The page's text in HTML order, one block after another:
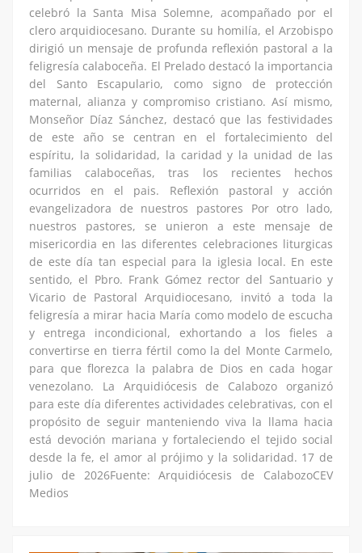
celebró la Santa Misa Solemne, acompañado por el
clero arquidiocesano. Durante su homilía, el Arzobispo
dirigió un mensaje de profunda reflexión pastoral a la
feligresía calaboceña. El Prelado destacó la importancia
del Santo Escapulario, como signo de protección
maternal, alianza y compromiso cristiano. Así mismo,
Monseñor Díaz Sánchez, destacó que las festividades
de este año se centran en el fortalecimiento del
espíritu, la solidaridad, la caridad y la unidad de las
familias calaboceñas, tras los recientes hechos
ocurridos en el pais. Reflexión pastoral y acción
evangelizadora de nuestros pastores Por otro lado,
nuestros pastores, se unieron a este mensaje de
misericordia en las diferentes celebraciones liturgicas
de este día tan especial para la iglesia local. En este
sentido, el Pbro. Frank Gómez rector del Santuario y
Vicario de Pastoral Arquidiocesano, invitó a toda la
feligresía a mirar hacia María como modelo de escucha
y entrega incondicional, exhortando a los fieles a
convertirse en tierra fértil como la del Monte Carmelo,
para que florezca la palabra de Dios en cada hogar
venezolano. La Arquidiócesis de Calabozo organizó
para este día diferentes actividades celebrativas, con el
propósito de seguir manteniendo viva la llama hacia
está devoción mariana y fortaleciendo el tejido social
desde la fe, el amor al prójimo y la solidaridad. 17 de
julio de 2026Fuente: Arquidiócesis de CalabozoCEV
Medios